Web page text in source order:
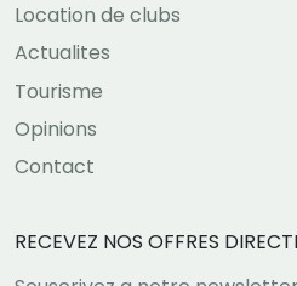
Location de clubs
Actualites
Tourisme
Opinions
Contact
RECEVEZ NOS OFFRES